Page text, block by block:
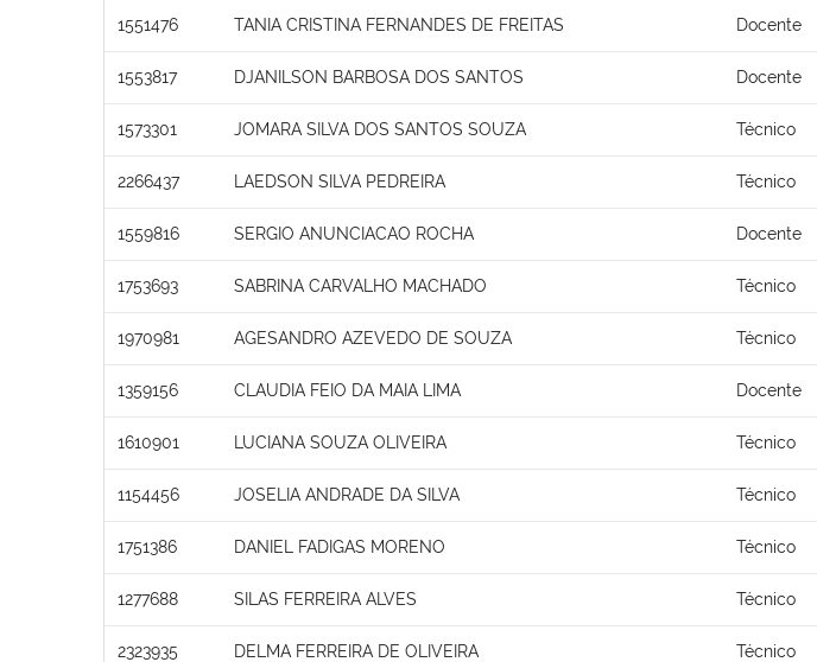
1551476 TANIA CRISTINA FERNANDES DE FREITAS Docente
1553817 DJANILSON BARBOSA DOS SANTOS Docente
1573301 JOMARA SILVA DOS SANTOS SOUZA Técnico
2266437 LAEDSON SILVA PEDREIRA Técnico
1559816 SERGIO ANUNCIACAO ROCHA Docente
1753693 SABRINA CARVALHO MACHADO Técnico
1970981 AGESANDRO AZEVEDO DE SOUZA Técnico
1359156 CLAUDIA FEIO DA MAIA LIMA Docente
1610901 LUCIANA SOUZA OLIVEIRA Técnico
1154456 JOSELIA ANDRADE DA SILVA Técnico
1751386 DANIEL FADIGAS MORENO Técnico
1277688 SILAS FERREIRA ALVES Técnico
2323935 DELMA FERREIRA DE OLIVEIRA Técnico